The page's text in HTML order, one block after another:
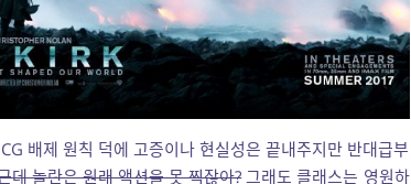
배제 원칙 덕에 고증이나 현실성은 끝내주지만 반대급부
데 놀란은 원래 액션을 못 찍잖아?그래도 클래스는 영원하